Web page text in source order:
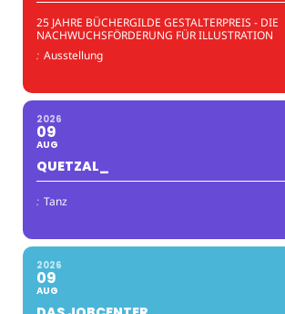
25 JAHRE BÜCHERGILDE GESTALTERPREIS - DIE
NACHWUCHSFÖRDERUNG FÜR ILLUSTRATION
: Ausstellung
2026
09
AUG
QUETZAL_
: Tanz
2026
09
AUG